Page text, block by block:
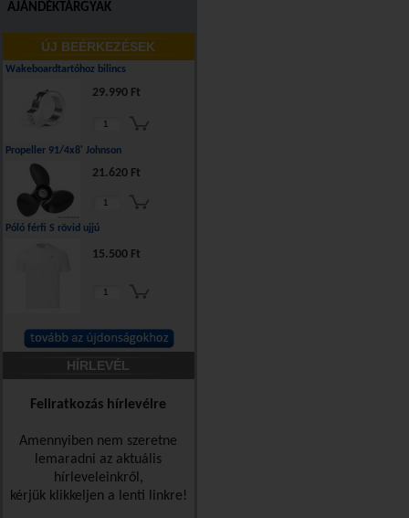
AJÁNDÉKTÁRGYAK
ÚJ BEÉRKEZÉSEK
Wakeboardtartóhoz bilincs
29.990 Ft
Propeller 91/4x8' Johnson
21.620 Ft
Póló férfi S rövid ujjú
15.500 Ft
HÍRLEVÉL
Feliratkozás hírlevélre
Amennyiben nem szeretne
lemaradni az aktuális
hírleveleinkről,
kérjük klikkeljen a lenti linkre!